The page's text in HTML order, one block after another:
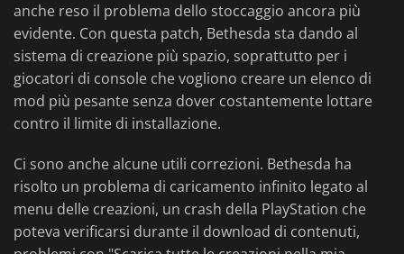
anche reso il problema dello stoccaggio ancora più
evidente. Con questa patch, Bethesda sta dando al
sistema di creazione più spazio, soprattutto per i
giocatori di console che vogliono creare un elenco di
mod più pesante senza dover costantemente lottare
contro il limite di installazione.
Ci sono anche alcune utili correzioni. Bethesda ha
risolto un problema di caricamento infinito legato al
menu delle creazioni, un crash della PlayStation che
poteva verificarsi durante il download di contenuti,